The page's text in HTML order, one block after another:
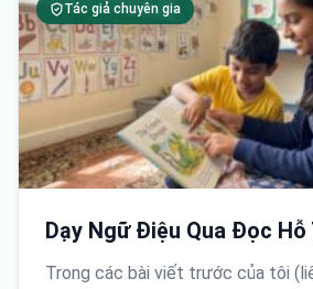
Tác giả chuyên gia
Dạy Ngữ Điệu Qua Đọc Hỗ
Trong các bài viết trước của tôi